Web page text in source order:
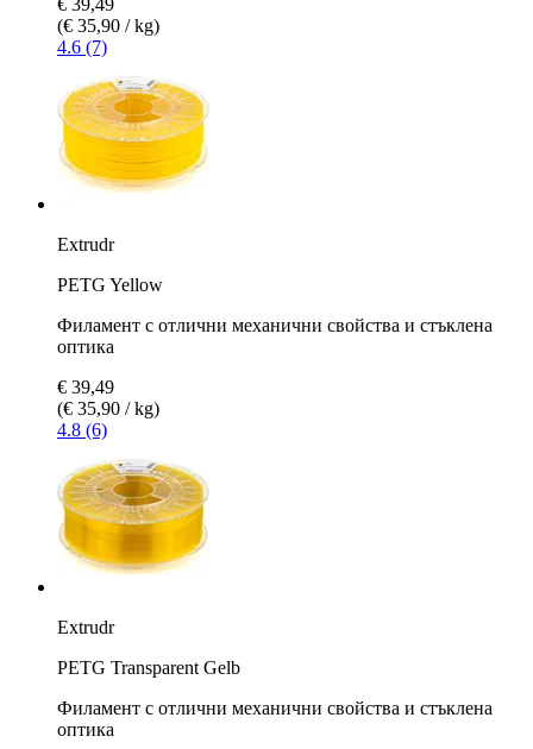
(€ 35,90 / kg)
4.6 (7)
Extrudr
PETG Yellow
Филамент с отлични механични свойства и стъклена
оптика
€ 39,49
(€ 35,90 / kg)
4.8 (6)
Extrudr
PETG Transparent Gelb
Филамент с отлични механични свойства и стъклена
оптика